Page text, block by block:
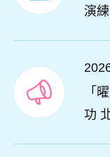
演練
「
功 北觀處續推照片徵選與外籍青年免